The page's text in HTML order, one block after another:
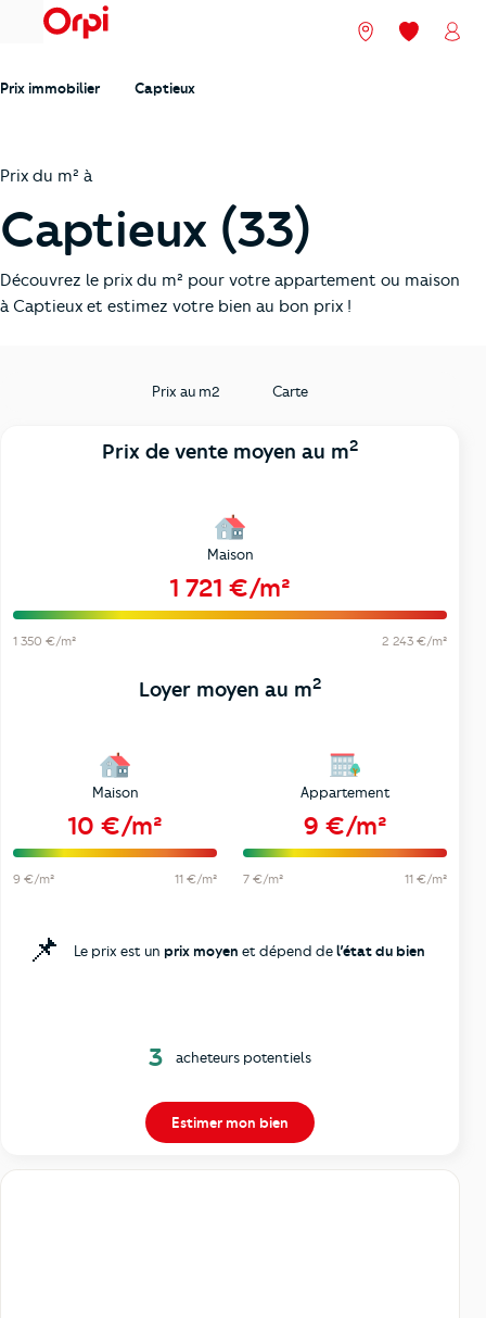
menu Nos agences
Mes
Prix immobilier Captieux
Prix du m² à
Captieux (33)
Découvrez le prix du m² pour votre appartement ou maison
à Captieux et estimez votre bien au bon prix !
Prix au m2 Carte
Prix de vente moyen au m2
Maison
1 721 €/m²
1 350 €/m² 2 243 €/m²
Loyer moyen au m2
Maison
10 €/m²
9 €/m² 11 €/m²
Appartement
9 €/m²
7 €/m² 11 €/m²
📌 Le prix est un prix moyen et dépend del’état du bien
3 acheteurs potentiels
Estimer mon bien